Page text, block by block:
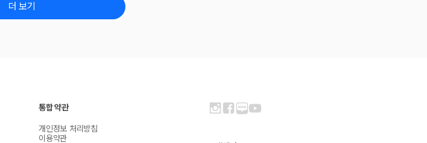
더 보기
통합 약관
개인정보 처리방침
이용약관